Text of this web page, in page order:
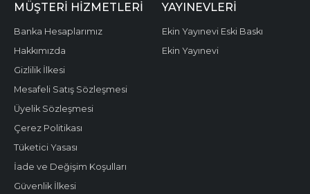
MÜŞTERI HIZMETLERI
Banka Hesaplarımız
Hakkımızda
Gizlilik İlkesi
Mesafeli Satış Sözleşmesi
Üyelik Sözleşmesi
Çerez Politikası
Tüketici Yasası
İade ve Değişim Koşulları
Güvenlik İlkesi
YAYINEVLERI
Ekin Yayınevi Eski Baskı
Ekin Yayınevi